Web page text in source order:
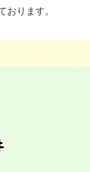
おります。